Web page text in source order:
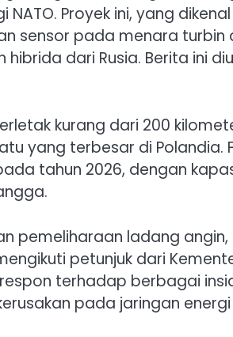
Proyek ini, yang
sensor pada menara turbin
dari Rusia. Berita ini
kurang dari 200
yang terbesar di Polandia.
tahun 2026, dengan
pemeliharaan ladang
petunjuk dari
terhadap berbagai
pada jaringan